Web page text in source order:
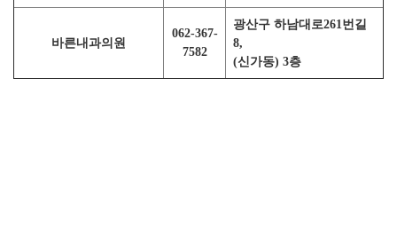
바른내과의원
062-367-
7582
광산구 하남대로261번길
8,
(신가동) 3층